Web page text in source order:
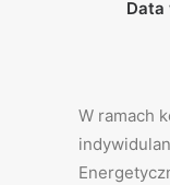
Data
W ramach